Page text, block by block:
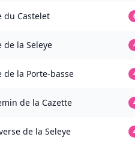
du Castelet
de la Seleye
de la Porte-basse
de la Cazette
de la Seleye